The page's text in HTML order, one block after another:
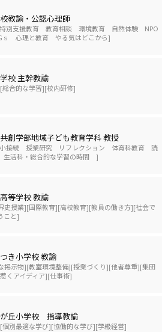
教諭・公認心理師
別支援教育 教育相談 環境教育 自然体験 NPO
心理と教育 やる気はどこから]
校 主幹教諭
合的な学習][校内研修]
創学部地域子ども教育学科 教授
接続 授業研究 リフレクション 体育科教育 読
活科・総合的な学習の時間 ]
等学校 教諭
史授業][国際教育][高校教育][教員の働き方][社会で
こと]
き小学校 教諭
掲示物][教室環境整備][授業づくり][他者尊重][集団
くアイディア][仕事術]
丘小学校 指導教諭
別最適な学び][協働的な学び][学級経営]